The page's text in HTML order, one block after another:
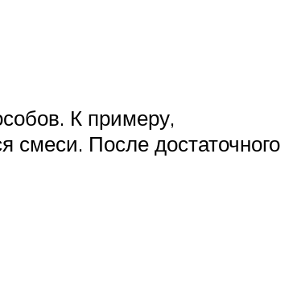
К примеру,
смеси. После достаточного